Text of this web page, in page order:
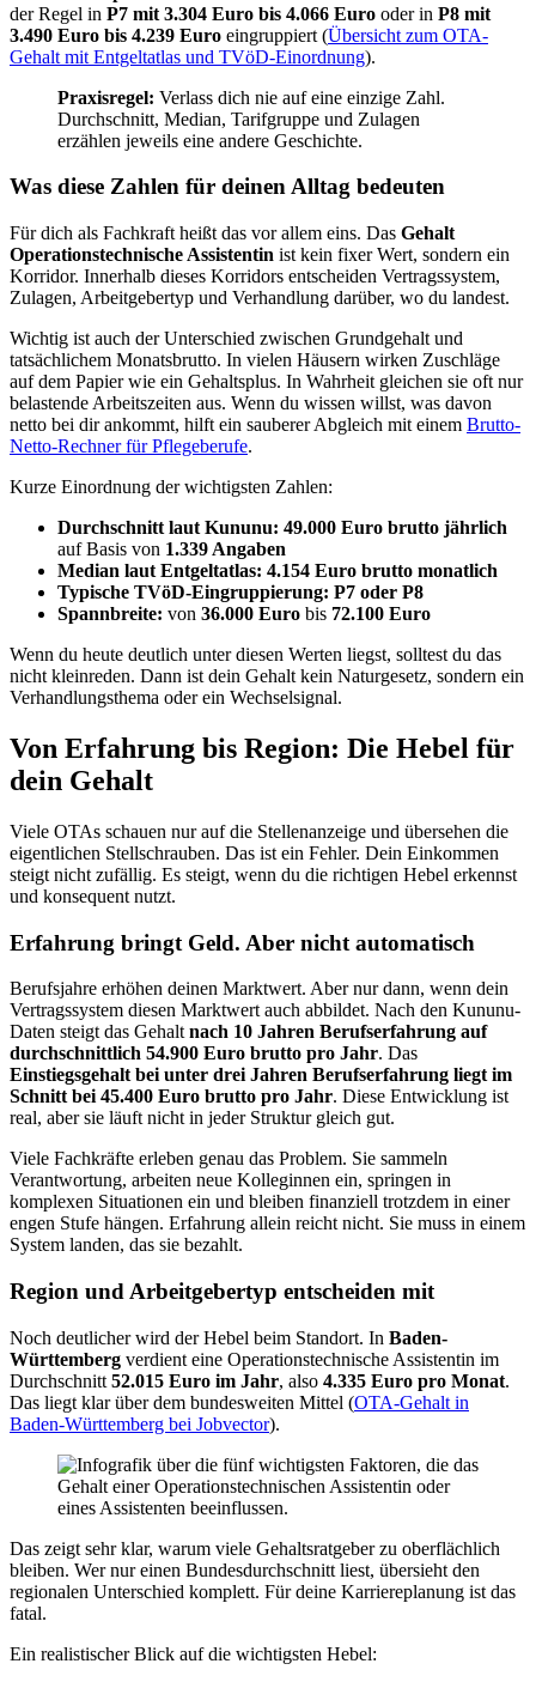
der Regel in P7 mit 3.304 Euro bis 4.066 Euro oder in P8 mit
3.490 Euro bis 4.239 Euro eingruppiert (Übersicht zum OTA-
Gehalt mit Entgeltatlas und TVöD-Einordnung).
Praxisregel: Verlass dich nie auf eine einzige Zahl.
Durchschnitt, Median, Tarifgruppe und Zulagen
erzählen jeweils eine andere Geschichte.
Was diese Zahlen für deinen Alltag bedeuten
Für dich als Fachkraft heißt das vor allem eins. Das Gehalt
Operationstechnische Assistentin ist kein fixer Wert, sondern ein
Korridor. Innerhalb dieses Korridors entscheiden Vertragssystem,
Zulagen, Arbeitgebertyp und Verhandlung darüber, wo du landest.
Wichtig ist auch der Unterschied zwischen Grundgehalt und
tatsächlichem Monatsbrutto. In vielen Häusern wirken Zuschläge
auf dem Papier wie ein Gehaltsplus. In Wahrheit gleichen sie oft nur
belastende Arbeitszeiten aus. Wenn du wissen willst, was davon
netto bei dir ankommt, hilft ein sauberer Abgleich mit einem Brutto-
Netto-Rechner für Pflegeberufe.
Kurze Einordnung der wichtigsten Zahlen:
Durchschnitt laut Kununu: 49.000 Euro brutto jährlich
auf Basis von 1.339 Angaben
Median laut Entgeltatlas: 4.154 Euro brutto monatlich
Typische TVöD-Eingruppierung: P7 oder P8
Spannbreite: von 36.000 Euro bis 72.100 Euro
Wenn du heute deutlich unter diesen Werten liegst, solltest du das
nicht kleinreden. Dann ist dein Gehalt kein Naturgesetz, sondern ein
Verhandlungsthema oder ein Wechselsignal.
Von Erfahrung bis Region: Die Hebel für
dein Gehalt
Viele OTAs schauen nur auf die Stellenanzeige und übersehen die
eigentlichen Stellschrauben. Das ist ein Fehler. Dein Einkommen
steigt nicht zufällig. Es steigt, wenn du die richtigen Hebel erkennst
und konsequent nutzt.
Erfahrung bringt Geld. Aber nicht automatisch
Berufsjahre erhöhen deinen Marktwert. Aber nur dann, wenn dein
Vertragssystem diesen Marktwert auch abbildet. Nach den Kununu-
Daten steigt das Gehalt nach 10 Jahren Berufserfahrung auf
durchschnittlich 54.900 Euro brutto pro Jahr. Das
Einstiegsgehalt bei unter drei Jahren Berufserfahrung liegt im
Schnitt bei 45.400 Euro brutto pro Jahr. Diese Entwicklung ist
real, aber sie läuft nicht in jeder Struktur gleich gut.
Viele Fachkräfte erleben genau das Problem. Sie sammeln
Verantwortung, arbeiten neue Kolleginnen ein, springen in
komplexen Situationen ein und bleiben finanziell trotzdem in einer
engen Stufe hängen. Erfahrung allein reicht nicht. Sie muss in einem
System landen, das sie bezahlt.
Region und Arbeitgebertyp entscheiden mit
Noch deutlicher wird der Hebel beim Standort. In Baden-
Württemberg verdient eine Operationstechnische Assistentin im
Durchschnitt 52.015 Euro im Jahr, also 4.335 Euro pro Monat.
Das liegt klar über dem bundesweiten Mittel (OTA-Gehalt in
Baden-Württemberg bei Jobvector).
Das zeigt sehr klar, warum viele Gehaltsratgeber zu oberflächlich
bleiben. Wer nur einen Bundesdurchschnitt liest, übersieht den
regionalen Unterschied komplett. Für deine Karriereplanung ist das
fatal.
Ein realistischer Blick auf die wichtigsten Hebel: